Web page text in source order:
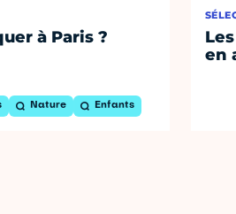
à Paris ?
Nature Enfants
en